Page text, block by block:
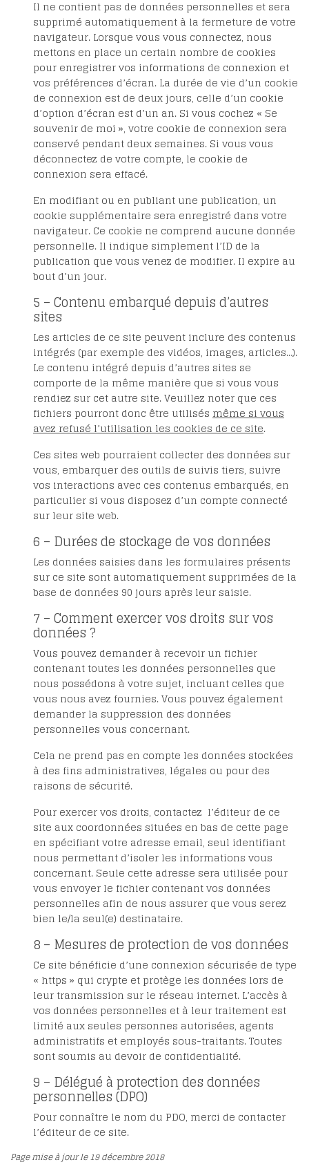
Il ne contient pas de données personnelles et sera
supprimé automatiquement à la fermeture de votre
navigateur. Lorsque vous vous connectez, nous
mettons en place un certain nombre de cookies
pour enregistrer vos informations de connexion et
vos préférences d’écran. La durée de vie d’un cookie
de connexion est de deux jours, celle d’un cookie
d’option d’écran est d’un an. Si vous cochez « Se
souvenir de moi », votre cookie de connexion sera
conservé pendant deux semaines. Si vous vous
déconnectez de votre compte, le cookie de
connexion sera effacé.
En modifiant ou en publiant une publication, un
cookie supplémentaire sera enregistré dans votre
navigateur. Ce cookie ne comprend aucune donnée
personnelle. Il indique simplement l’ID de la
publication que vous venez de modifier. Il expire au
bout d’un jour.
5 – Contenu embarqué depuis d’autres
sites
Les articles de ce site peuvent inclure des contenus
intégrés (par exemple des vidéos, images, articles…).
Le contenu intégré depuis d’autres sites se
comporte de la même manière que si vous vous
rendiez sur cet autre site. Veuillez noter que ces
fichiers pourront donc être utilisés même si vous
avez refusé l’utilisation les cookies de ce site.
Ces sites web pourraient collecter des données sur
vous, embarquer des outils de suivis tiers, suivre
vos interactions avec ces contenus embarqués, en
particulier si vous disposez d’un compte connecté
sur leur site web.
6 – Durées de stockage de vos données
Les données saisies dans les formulaires présents
sur ce site sont automatiquement supprimées de la
base de données 90 jours après leur saisie.
7 – Comment exercer vos droits sur vos
données ?
Vous pouvez demander à recevoir un fichier
contenant toutes les données personnelles que
nous possédons à votre sujet, incluant celles que
vous nous avez fournies. Vous pouvez également
demander la suppression des données
personnelles vous concernant.
Cela ne prend pas en compte les données stockées
à des fins administratives, légales ou pour des
raisons de sécurité.
Pour exercer vos droits, contactez l’éditeur de ce
site aux coordonnées situées en bas de cette page
en spécifiant votre adresse email, seul identifiant
nous permettant d’isoler les informations vous
concernant. Seule cette adresse sera utilisée pour
vous envoyer le fichier contenant vos données
personnelles afin de nous assurer que vous serez
bien le/la seul(e) destinataire.
8 – Mesures de protection de vos données
Ce site bénéficie d’une connexion sécurisée de type
« https » qui crypte et protège les données lors de
leur transmission sur le réseau internet. L’accès à
vos données personnelles et à leur traitement est
limité aux seules personnes autorisées, agents
administratifs et employés sous-traitants. Toutes
sont soumis au devoir de confidentialité.
9 – Délégué à protection des données
personnelles (DPO)
Pour connaître le nom du PDO, merci de contacter
l’éditeur de ce site.
Page mise à jour le 19 décembre 2018